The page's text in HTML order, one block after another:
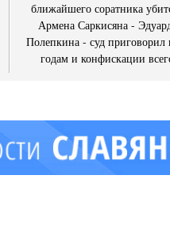
ближайшего соратника
Армена Саркисяна -
Полепкина - суд приговорил
годам и конфискации